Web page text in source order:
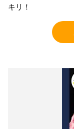
キリ！